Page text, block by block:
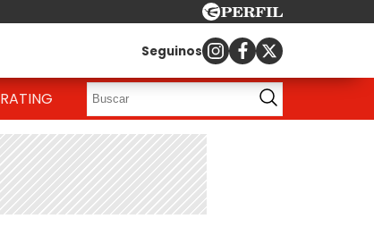
Seguinos
RATING